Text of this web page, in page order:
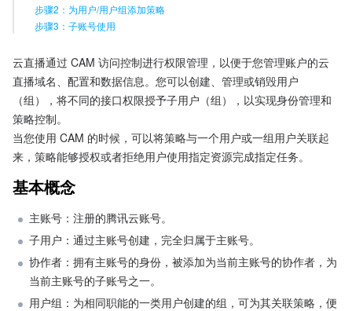
步骤2：为用户/用户组添加策略
步骤3：子账号使用
云直播通过 CAM 访问控制进行权限管理，以便于您管理账户的云
直播域名、配置和数据信息。您可以创建、管理或销毁用户
（组），将不同的接口权限授予子用户（组），以实现身份管理和
策略控制。
当您使用 CAM 的时候，可以将策略与一个用户或一组用户关联起
来，策略能够授权或者拒绝用户使用指定资源完成指定任务。
基本概念
主账号：注册的腾讯云账号。
子用户：通过主账号创建，完全归属于主账号。
协作者：拥有主账号的身份，被添加为当前主账号的协作者，为
当前主账号的子账号之一。
用户组：为相同职能的一类用户创建的组，可为其关联策略，便